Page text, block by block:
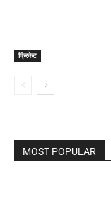
क्रिकेट
MOST POPULAR